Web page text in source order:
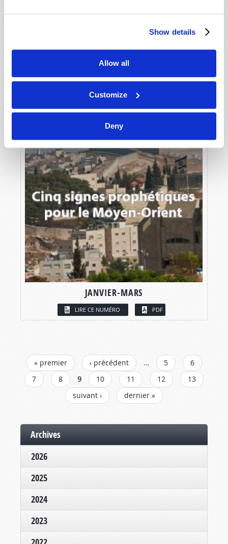
Show details
Allow all
Customize
Deny
LIRE CE NUMÉRO PDF
JANVIER-MARS
LIRE CE NUMÉRO PDF
PAGES
« premier ‹ précédent … 5
6
7
8 9 10 11 12
13
suivant ›
dernier »
Archives
2026
2025
2024
2023